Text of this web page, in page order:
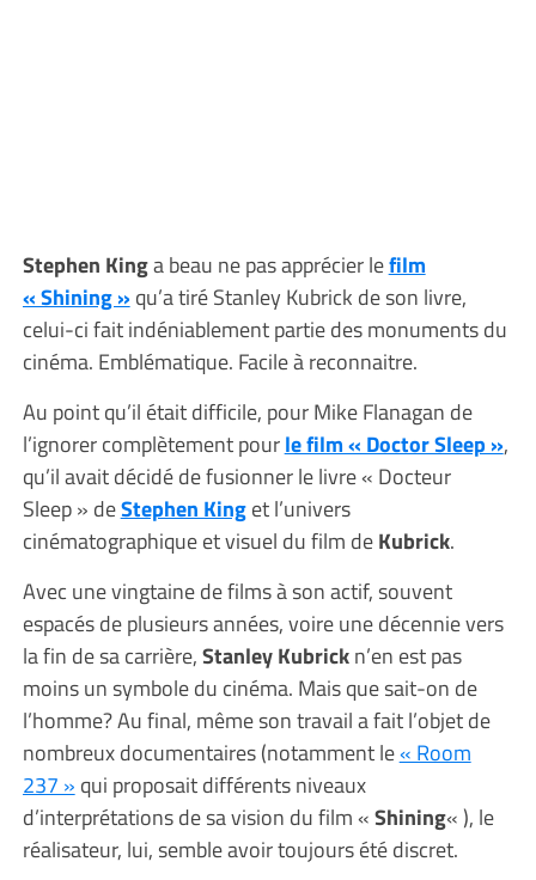
Stephen Kinga beau ne pas apprécier lefilm
« Shining »qu’a tiré Stanley Kubrick de son livre,
celui-ci fait indéniablement partie des monuments du
cinéma. Emblématique. Facile à reconnaitre.
Au point qu’il était difficile, pour Mike Flanagan de
l’ignorer complètement pourle film « Doctor Sleep »,
qu’il avait décidé de fusionner le livre « Docteur
Sleep » deStephen Kinget l’univers
cinématographique et visuel du film deKubrick.
Avec une vingtaine de films à son actif, souvent
espacés de plusieurs années, voire une décennie vers
la fin de sa carrière,Stanley Kubrickn’en est pas
moins un symbole du cinéma. Mais que sait-on de
l’homme? Au final, même son travail a fait l’objet de
nombreux documentaires (notamment le« Room
237 » qui proposait différents niveaux
d’interprétations de sa vision du film «Shining« ), le
réalisateur, lui, semble avoir toujours été discret.